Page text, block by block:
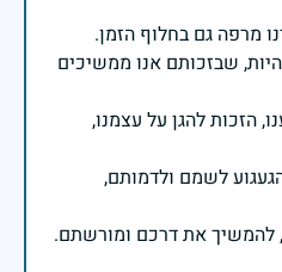
שבזכותם אנו ממשיכים
הזכות להגן על עצמנו,
לשמם ולדמותם,
להמשיך את דרכם ומורשתם.